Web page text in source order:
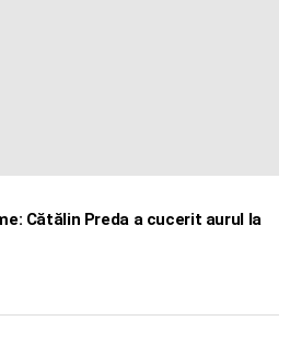
Cătălin Preda a cucerit aurul la